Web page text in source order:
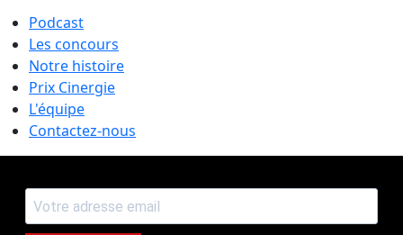
Podcast
Les concours
Notre histoire
Prix Cinergie
L'équipe
Contactez-nous